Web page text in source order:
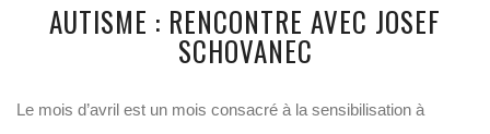
AUTISME : RENCONTRE AVEC JOSEF
SCHOVANEC
Le mois d’avril est un mois consacré à la sensibilisation à